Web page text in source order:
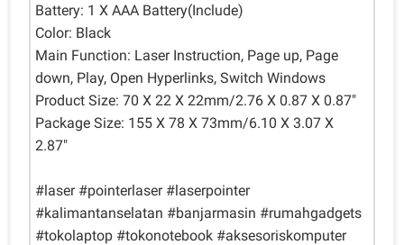
Battery: 1 X AAA Battery(Include)
Color: Black
Main Function: Laser Instruction, Page up, Page
down, Play, Open Hyperlinks, Switch Windows
Product Size: 70 X 22 X 22mm/2.76 X 0.87 X 0.87"
Package Size: 155 X 78 X 73mm/6.10 X 3.07 X
2.87"
#laser #pointerlaser #laserpointer
#kalimantanselatan #banjarmasin #rumahgadgets
#tokolaptop #tokonotebook #aksesoriskomputer